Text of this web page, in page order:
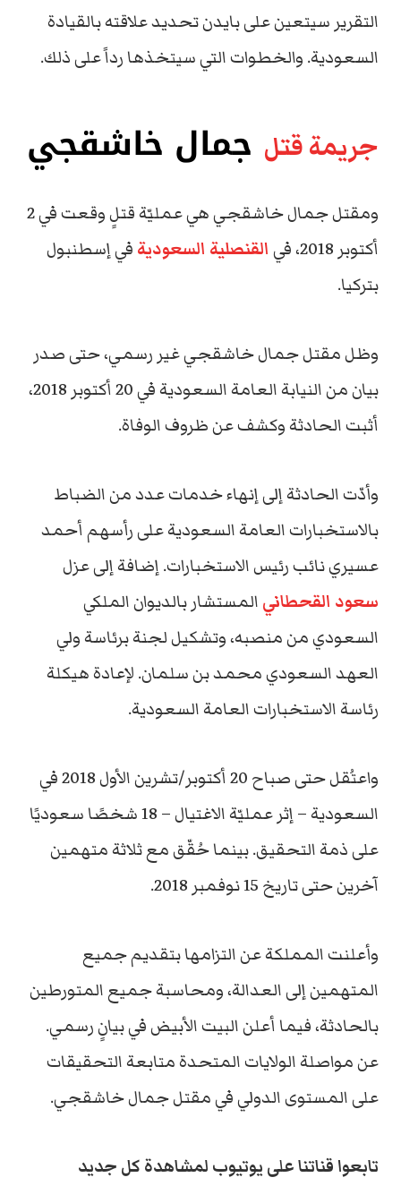
التقرير سيتعين على بايدن تحديد علاقته بالقيادة
السعودية. والخطوات التي سيتخذها رداً على ذلك.
جريمة قتل جمال خاشقجي
ومقتل جمال خاشقجي هي عمليّة قتلٍ وقعت في 2
أكتوبر 2018، في
القنصلية السعودية في إسطنبول
بتركيا.
وظل مقتل جمال خاشقجي غير رسمي، حتى صدر
بيان من النيابة العامة السعودية في 20 أكتوبر 2018،
أثبت الحادثة وكشف عن ظروف الوفاة.
وأدّت الحادثة إلى إنهاء خدمات عدد من الضباط
بالاستخبارات العامة السعودية على رأسهم أحمد
عسيري نائب رئيس الاستخبارات. إضافة إلى عزل
سعود القحطاني المستشار بالديوان الملكي
السعودي من منصبه، وتشكيل لجنة برئاسة ولي
العهد السعودي محمد بن سلمان. لإعادة هيكلة
رئاسة الاستخبارات العامة السعودية.
واعتُقل حتى صباح 20 أكتوبر/تشرين الأول 2018 في
السعودية – إثر عمليّة الاغتيال – 18 شخصًا سعوديًا
على ذمة التحقيق. بينما حُقّق مع ثلاثة متهمين
آخرين حتى تاريخ 15 نوفمبر 2018.
وأعلنت المملكة عن التزامها بتقديم جميع
المتهمين إلى العدالة، ومحاسبة جميع المتورطين
بالحادثة، فيما أعلن البيت الأبيض في بيانٍ رسمي.
عن مواصلة الولايات المتحدة متابعة التحقيقات
على المستوى الدولي في مقتل جمال خاشقجي.
تابعوا قناتنا على يوتيوب لمشاهدة كل جديد